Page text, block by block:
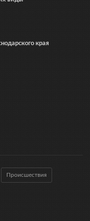
края
Происшествия